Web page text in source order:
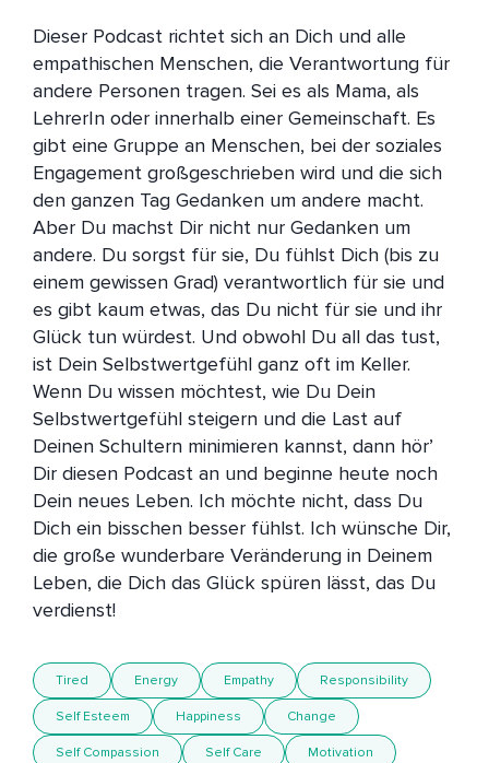
Dieser Podcast richtet sich an Dich und alle
empathischen Menschen, die Verantwortung für
andere Personen tragen. Sei es als Mama, als
LehrerIn oder innerhalb einer Gemeinschaft. Es
gibt eine Gruppe an Menschen, bei der soziales
Engagement großgeschrieben wird und die sich
den ganzen Tag Gedanken um andere macht.
Aber Du machst Dir nicht nur Gedanken um
andere. Du sorgst für sie, Du fühlst Dich (bis zu
einem gewissen Grad) verantwortlich für sie und
es gibt kaum etwas, das Du nicht für sie und ihr
Glück tun würdest. Und obwohl Du all das tust,
ist Dein Selbstwertgefühl ganz oft im Keller.
Wenn Du wissen möchtest, wie Du Dein
Selbstwertgefühl steigern und die Last auf
Deinen Schultern minimieren kannst, dann hör’
Dir diesen Podcast an und beginne heute noch
Dein neues Leben. Ich möchte nicht, dass Du
Dich ein bisschen besser fühlst. Ich wünsche Dir,
die große wunderbare Veränderung in Deinem
Leben, die Dich das Glück spüren lässt, das Du
verdienst!
Tired Energy Empathy Responsibility
Self Esteem Happiness Change
Self Compassion Self Care Motivation